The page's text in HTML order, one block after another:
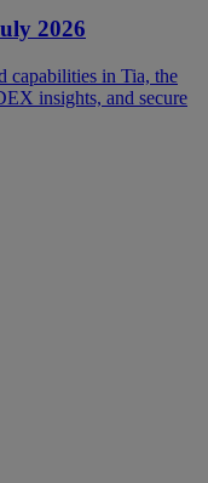
2026
capabilities in Tia, the
insights, and secure